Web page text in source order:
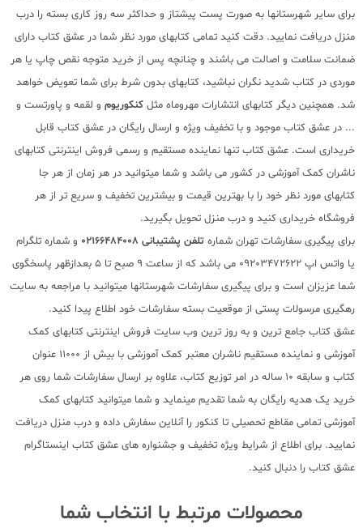
برای سایر شهرستانها به صورت پست پیشتاز و حداکثر سه روز کاری بسته را درب
منزل دریافت نمایید. دقت کنید تمامی کتابهای مورد نظر شما در عشق کتاب دارای
ضمانت سلامت و اصالت می باشند و چنانچه پس از خرید متوجه نقص چاپ یا هر
موردی در کتاب شدید نگران نباشید، کتابهای بدون شرط برای شما تعویض خواهد
شد. همچنین دیگر کتابهای انتشارات مهروماه مثل کنکوریوم و لقمه و پاورتست و
... در عشق کتاب موجود و با تخفیف ویژه و ارسال رایگان در عشق کتاب قابل
خریداری است. عشق کتاب تنها نماینده مستقیم و رسمی فروش اینترنتی کتابهای
ناشران کمک آموزشی در کشور می باشد و شما میتوانید در هر زمان از هر جا
کتابهای مورد نظر خود را با بهترین قیمت و بیشترین تخفیف و سریع تر از هر
فروشگاه خریداری کنید و درب منزل تحویل بگیرید.
برای پیگیری سفارشات تهران شماره تلفن پشتیبانی 02166484008
و شماره تلگرام
یا واتس اپ 09203472622 می باشد که از ساعت 9 صبح تا 5 بعدازظهر پاسخگوی
شما عزیزان است و برای پیگیری سفارشات شهرستانها میتوانید با مراجعه به سایت
رهگیری مرسولات پستی از موقعیت بسته سفارشات خود اطلاع پیدا کنید.
عشق کتاب جامع ترین و به روز ترین وب سایت فروش اینترنتی کتابهای کمک
آموزشی و نماینده مستقیم ناشران معتبر کمک آموزشی با بیش از 11000 عنوان
کتاب و سابقه 10 ساله در امر توزیع کتاب، علاوه بر ارسال سفارشات شما روی هر
خرید یک هدیه رایگان به شما تقدیم مینماید و شما میتوانید کتابهای کمک
آموزشی تمامی مقاطع تحصیلی تا کنکور را آنلاین سفارش داده و درب منزل دریافت
نمایید. برای اطلاع از شرایط ویژه تخفیف و جشنواره های عشق کتاب اینستاگرام
عشق کتاب را دنبال کنید.
محصولات مرتبط با انتخاب شما